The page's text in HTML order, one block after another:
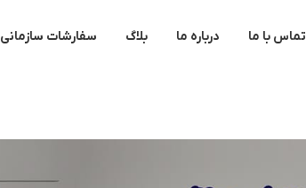
تماس با ما درباره ما بلاگ سفارشات سازمانی